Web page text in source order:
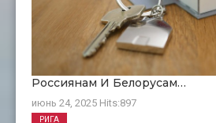
Россиянам И Белорусам…
июнь 24, 2025 Hits:897
РИГА